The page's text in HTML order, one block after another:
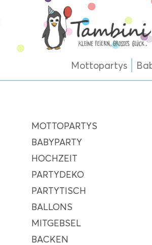
Mottopartys
MOTTOPARTYS
BABYPARTY
HOCHZEIT
PARTYDEKO
PARTYTISCH
BALLONS
MITGEBSEL
BACKEN